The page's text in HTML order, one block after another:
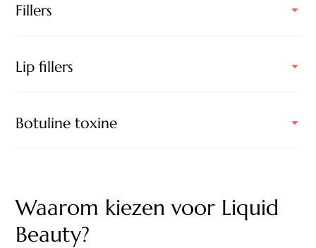
Fillers
Lip fillers
Botuline toxine
Waarom kiezen voor Liquid
Beauty?